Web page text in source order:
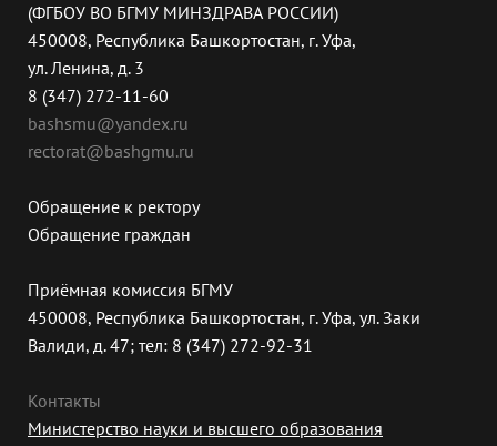
(ФГБОУ ВО БГМУ МИНЗДРАВА РОССИИ)
450008, Республика Башкортостан, г. Уфа,
ул. Ленина, д. 3
8 (347) 272-11-60
bashsmu@yandex.ru
rectorat@bashgmu.ru
Обращение к ректору
Обращение граждан
Приёмная комиссия БГМУ
450008, Республика Башкортостан, г. Уфа, ул. Заки
Валиди, д. 47; тел: 8 (347) 272-92-31
Контакты
Министерство науки и высшего образования